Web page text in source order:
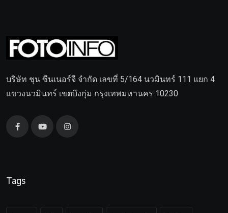
บริษัท ชุน ซีนเนอร์จี จำกัด เลขที่ 5/164 นวมินทร์ 111 แยก 4
แขวงนวมินทร์ เขตบึงกุ่ม กรุงเทพมหานคร 10230
Tags